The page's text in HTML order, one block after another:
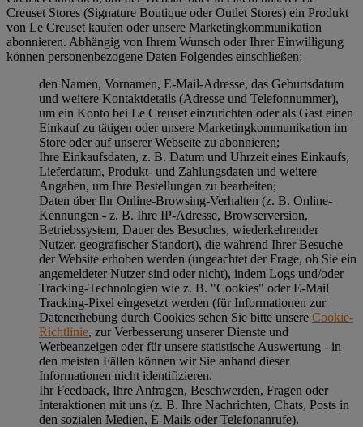
Creuset Stores (Signature Boutique oder Outlet Stores) ein Produkt
von Le Creuset kaufen oder unsere Marketingkommunikation
abonnieren. Abhängig von Ihrem Wunsch oder Ihrer Einwilligung
können personenbezogene Daten Folgendes einschließen:
den Namen, Vornamen, E-Mail-Adresse, das Geburtsdatum
und weitere Kontaktdetails (Adresse und Telefonnummer),
um ein Konto bei Le Creuset einzurichten oder als Gast einen
Einkauf zu tätigen oder unsere Marketingkommunikation im
Store oder auf unserer Webseite zu abonnieren;
Ihre Einkaufsdaten, z. B. Datum und Uhrzeit eines Einkaufs,
Lieferdatum, Produkt- und Zahlungsdaten und weitere
Angaben, um Ihre Bestellungen zu bearbeiten;
Daten über Ihr Online-Browsing-Verhalten (z. B. Online-
Kennungen - z. B. Ihre IP-Adresse, Browserversion,
Betriebssystem, Dauer des Besuches, wiederkehrender
Nutzer, geografischer Standort), die während Ihrer Besuche
der Website erhoben werden (ungeachtet der Frage, ob Sie ein
angemeldeter Nutzer sind oder nicht), indem Logs und/oder
Tracking-Technologien wie z. B. "Cookies" oder E-Mail
Tracking-Pixel eingesetzt werden (für Informationen zur
Datenerhebung durch Cookies sehen Sie bitte unsere Cookie-
Richtlinie, zur Verbesserung unserer Dienste und
Werbeanzeigen oder für unsere statistische Auswertung - in
den meisten Fällen können wir Sie anhand dieser
Informationen nicht identifizieren.
Ihr Feedback, Ihre Anfragen, Beschwerden, Fragen oder
Interaktionen mit uns (z. B. Ihre Nachrichten, Chats, Posts in
den sozialen Medien, E-Mails oder Telefonanrufe).